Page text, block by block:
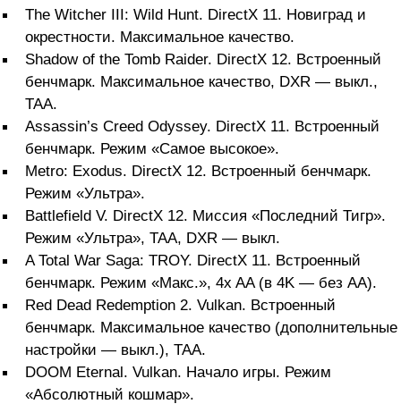
The Witcher III: Wild Hunt. DirectX 11. Новиград и
окрестности. Максимальное качество.
Shadow of the Tomb Raider. DirectX 12. Встроенный
бенчмарк. Максимальное качество, DXR — выкл.,
TAA.
Assassin’s Creed Odyssey. DirectX 11. Встроенный
бенчмарк. Режим «Самое высокое».
Metro: Exodus. DirectX 12. Встроенный бенчмарк.
Режим «Ультра».
Battlefield V. DirectX 12. Миссия «Последний Тигр».
Режим «Ультра», TAA, DXR — выкл.
A Total War Saga: TROY. DirectX 11. Встроенный
бенчмарк. Режим «Макс.», 4x AA (в 4K — без АА).
Red Dead Redemption 2. Vulkan. Встроенный
бенчмарк. Максимальное качество (дополнительные
настройки — выкл.), TAA.
DOOM Eternal. Vulkan. Начало игры. Режим
«Абсолютный кошмар».